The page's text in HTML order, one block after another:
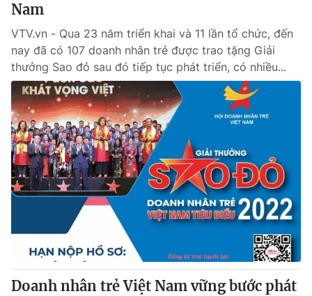
Nam
VTV.vn - Qua 23 năm triển khai và 11 lần tổ chức, đến
nay đã có 107 doanh nhân trẻ được trao tặng Giải
thưởng Sao đỏ sau đó tiếp tục phát triển, có nhiều...
Doanh nhân trẻ Việt Nam vững bước phát